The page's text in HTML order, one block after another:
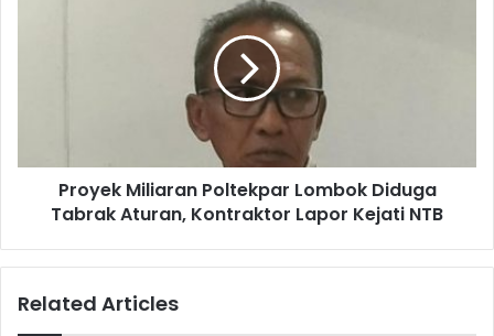
Proyek Miliaran Poltekpar Lombok Diduga
Tabrak Aturan, Kontraktor Lapor Kejati NTB
Related Articles